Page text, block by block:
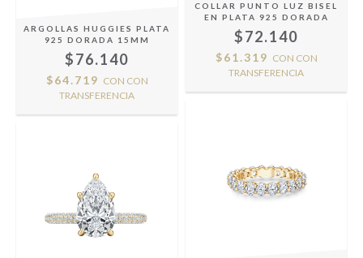
ARGOLLAS HUGGIES PLATA
925 DORADA 15MM
$76.140
$64.719 CON CON
TRANSFERENCIA
COLLAR PUNTO LUZ BISEL
EN PLATA 925 DORADA
$72.140
$61.319 CON CON
TRANSFERENCIA